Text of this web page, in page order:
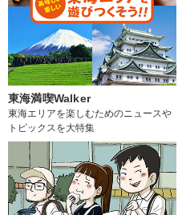
東海満喫Walker
東海エリアを楽しむためのニュースや
トピックスを大特集